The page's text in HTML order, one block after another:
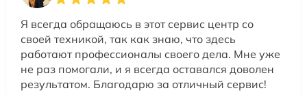
Я всегда обращаюсь в этот сервис центр со
своей техникой, так как знаю, что здесь
работают профессионалы своего дела. Мне уже
не раз помогали, и я всегда оставался доволен
результатом. Благодарю за отличный сервис!